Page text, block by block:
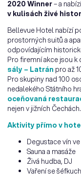
2020 Winner– a
v kulisách živé
Bellevue Hotel nabízí
prostorných suitů a
odpovídajícím
Pro firemní akce jsou
sály – Latrán pro až
Pro skupiny nad 100
nedalekého Státního
oceňovaná
nejen v jižních Čechách.
Aktivity přímo v
Degustace vín
Sauna a masáže
Živá hudba, DJ
Vaření se